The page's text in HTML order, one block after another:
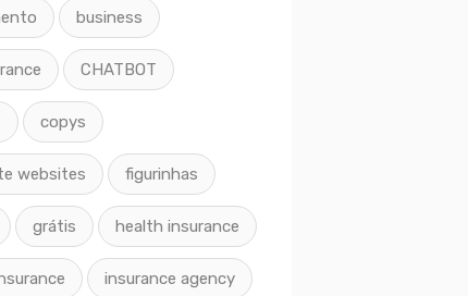
business
CHATBOT
copys
websites figurinhas
grátis health insurance
insurance agency